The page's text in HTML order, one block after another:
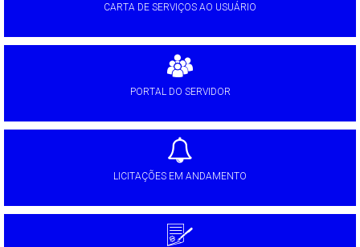
CARTA DE SERVIÇOS AO USUÁRIO
PORTAL DO SERVIDOR
LICITAÇÕES EM ANDAMENTO